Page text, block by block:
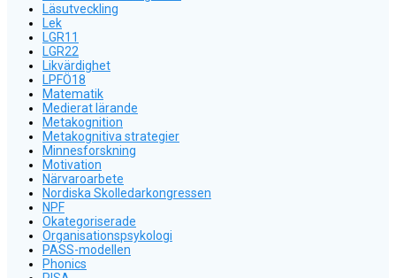
Läsutveckling
Lek
LGR11
LGR22
Likvärdighet
LPFÖ18
Matematik
Medierat lärande
Metakognition
Metakognitiva strategier
Minnesforskning
Motivation
Närvaroarbete
Nordiska Skolledarkongressen
NPF
Okategoriserade
Organisationspsykologi
PASS-modellen
Phonics